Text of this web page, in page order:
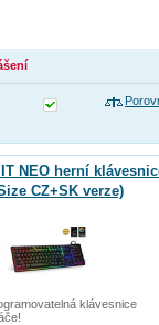
IT NEO herní
CZ+SK verze)
klávesnice